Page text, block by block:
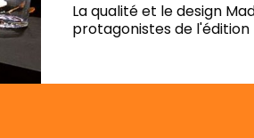
La qualité et le design
protagonistes de l'édition